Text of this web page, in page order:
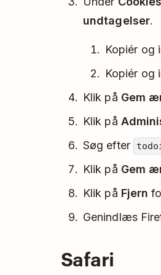
undtagelser.
Kopiér og
Kopiér og
Klik på Gem
Klik på
Søg efter
Klik på Gem
Klik på Fjern
Genindlæs
Safari